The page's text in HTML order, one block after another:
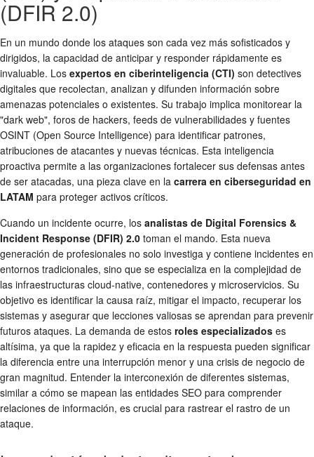
(DFIR 2.0)
En un mundo donde los ataques son cada vez más sofisticados y
dirigidos, la capacidad de anticipar y responder rápidamente es
invaluable. Los expertos en ciberinteligencia (CTI) son detectives
digitales que recolectan, analizan y difunden información sobre
amenazas potenciales o existentes. Su trabajo implica monitorear la
"dark web", foros de hackers, feeds de vulnerabilidades y fuentes
OSINT (Open Source Intelligence) para identificar patrones,
atribuciones de atacantes y nuevas técnicas. Esta inteligencia
proactiva permite a las organizaciones fortalecer sus defensas antes
de ser atacadas, una pieza clave en la carrera en ciberseguridad en
LATAM para proteger activos críticos.
Cuando un incidente ocurre, los analistas de Digital Forensics &
Incident Response (DFIR) 2.0 toman el mando. Esta nueva
generación de profesionales no solo investiga y contiene incidentes en
entornos tradicionales, sino que se especializa en la complejidad de
las infraestructuras cloud-native, contenedores y microservicios. Su
objetivo es identificar la causa raíz, mitigar el impacto, recuperar los
sistemas y asegurar que lecciones valiosas se aprendan para prevenir
futuros ataques. La demanda de estos roles especializados es
altísima, ya que la rapidez y eficacia en la respuesta pueden significar
la diferencia entre una interrupción menor y una crisis de negocio de
gran magnitud. Entender la interconexión de diferentes sistemas,
similar a cómo se mapean las entidades SEO para comprender
relaciones de información, es crucial para rastrear el rastro de un
ataque.